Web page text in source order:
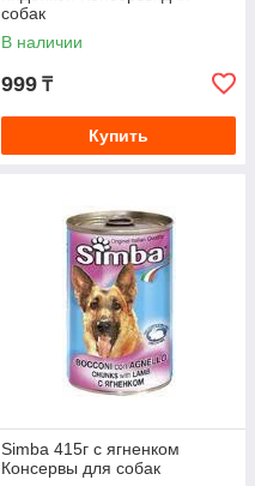
собак
В наличии
999 ₸
Купить
Simba 415г с ягненком
Консервы для собак